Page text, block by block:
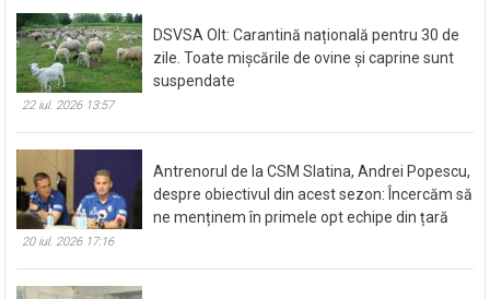
DSVSA Olt: Carantină națională pentru 30 de
zile. Toate mișcările de ovine și caprine sunt
suspendate
22 iul. 2026 13:57
Antrenorul de la CSM Slatina, Andrei Popescu,
despre obiectivul din acest sezon: Încercăm să
ne menținem în primele opt echipe din țară
20 iul. 2026 17:16